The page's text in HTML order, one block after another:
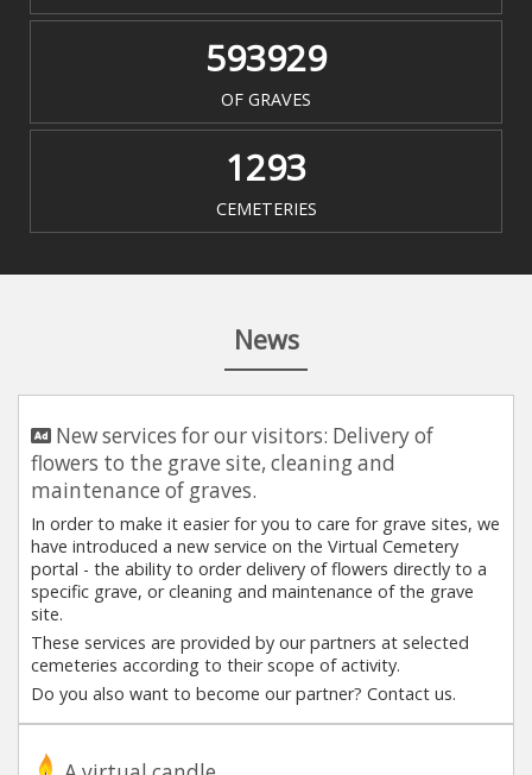
593929
OF GRAVES
1293
CEMETERIES
News
New services for our visitors: Delivery of
flowers to the grave site, cleaning and
maintenance of graves.
In order to make it easier for you to care for grave sites, we
have introduced a new service on the Virtual Cemetery
portal - the ability to order delivery of flowers directly to a
specific grave, or cleaning and maintenance of the grave
site.
These services are provided by our partners at selected
cemeteries according to their scope of activity.
Do you also want to become our partner? Contact us.